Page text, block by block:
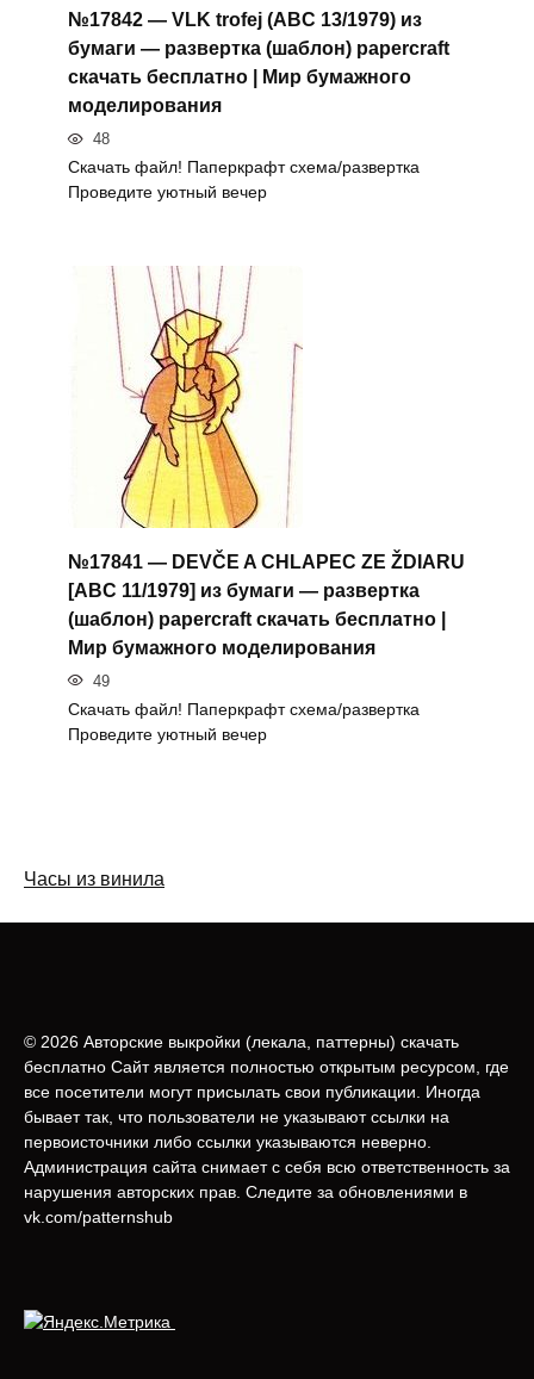
№17842 — VLK trofej (ABC 13/1979) из
бумаги — развертка (шаблон) papercraft
скачать бесплатно | Мир бумажного
моделирования
48
Скачать файл! Паперкрафт схема/развертка
Проведите уютный вечер
№17841 — DEVČE A CHLAPEC ZE ŽDIARU
[ABC 11/1979] из бумаги — развертка
(шаблон) papercraft скачать бесплатно |
Мир бумажного моделирования
49
Скачать файл! Паперкрафт схема/развертка
Проведите уютный вечер
Часы из винила
© 2026 Авторские выкройки (лeкала, паттерны) скачать
бесплатно Сайт является полностью открытым ресурсом, где
все посетители могут присылать свои публикации. Иногда
бывает так, что пользователи не указывают ссылки на
первоисточники либо ссылки указываются неверно.
Администрация сайта снимает с себя всю ответственность за
нарушения авторских прав. Следите за обновлениями в
vk.com/patternshub